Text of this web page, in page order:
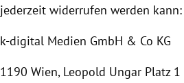
jederzeit widerrufen werden kann:
k-digital Medien GmbH & Co KG
1190 Wien, Leopold Ungar Platz 1